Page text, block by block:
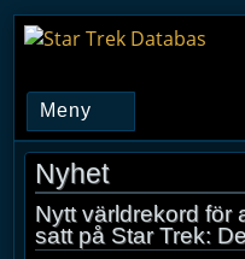
Nyhet
Nytt världrekord för
satt på Star Trek:
Meny